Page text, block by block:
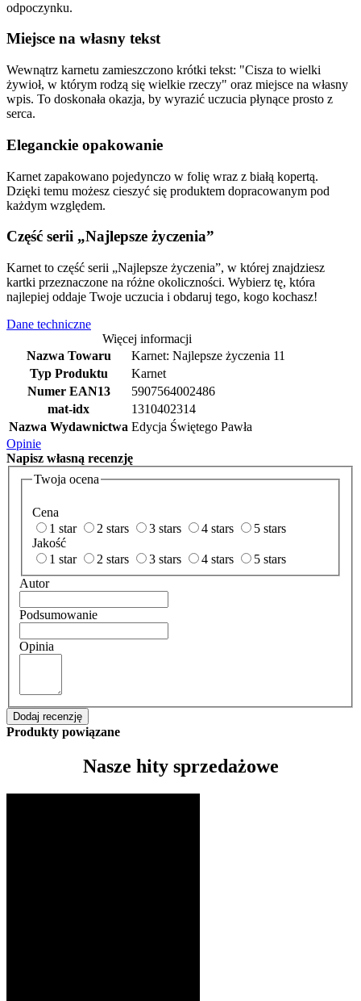
odpoczynku.
Miejsce na własny tekst
Wewnątrz karnetu zamieszczono krótki tekst: "Cisza to wielki
żywioł, w którym rodzą się wielkie rzeczy" oraz miejsce na własny
wpis. To doskonała okazja, by wyrazić uczucia płynące prosto z
serca.
Eleganckie opakowanie
Karnet zapakowano pojedynczo w folię wraz z białą kopertą.
Dzięki temu możesz cieszyć się produktem dopracowanym pod
każdym względem.
Część serii „Najlepsze życzenia”
Karnet to część serii „Najlepsze życzenia”, w której znajdziesz
kartki przeznaczone na różne okoliczności. Wybierz tę, która
najlepiej oddaje Twoje uczucia i obdaruj tego, kogo kochasz!
Dane techniczne
Więcej informacji
Nazwa Towaru
Karnet: Najlepsze życzenia 11
Typ Produktu
Karnet
Numer EAN13
5907564002486
mat-idx
1310402314
Nazwa Wydawnictwa Edycja Świętego Pawła
Opinie
Napisz własną recenzję
Twoja ocena
Cena
1 star
2 stars 3 stars 4 stars
5 stars
Jakość
1 star
2 stars 3 stars 4 stars
5 stars
Autor
Podsumowanie
Opinia
Dodaj recenzję
Produkty powiązane
Nasze hity sprzedażowe